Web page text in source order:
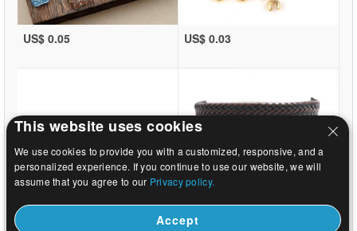
US$ 0.05 US$ 0.03
This website uses cookies
We use cookies to provide you with a customized, responsive, and a
personalized experience. If you continue to use our website, we will
assume that you agree to our Privacy policy.
Accept